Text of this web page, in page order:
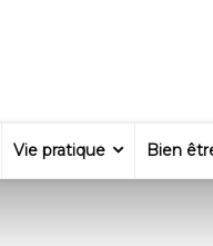
Vie pratique Bien